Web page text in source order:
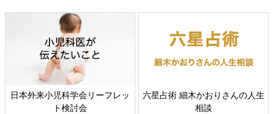
日本外来小児科学会リーフレッ
ト検討会
六星占術 細木かおりさんの人生
相談